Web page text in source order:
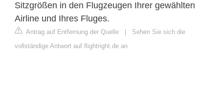
Sitzgrößen in den Flugzeugen Ihrer gewählten
Airline und Ihres Fluges.
Antrag auf Entfernung der Quelle
Sehen Sie sich die
vollständige Antwort auf flightright.de an